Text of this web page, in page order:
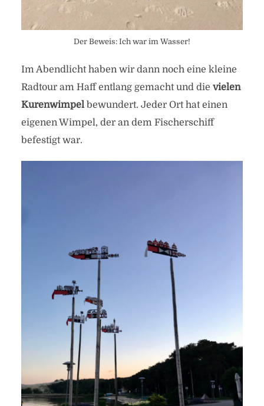
Der Beweis: Ich war im Wasser!
Im Abendlicht haben wir dann noch eine kleine
Radtour am Haff entlang gemacht und die vielen
Kurenwimpelbewundert. Jeder Ort hat einen
eigenen Wimpel, der an dem Fischerschiff
befestigt war.